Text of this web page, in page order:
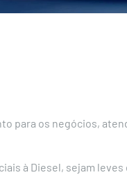
para os negócios,
à Diesel, sejam leves